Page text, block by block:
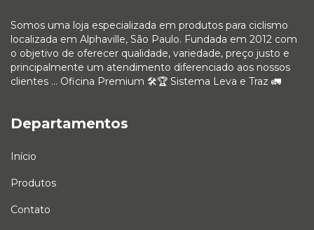
Somos uma loja especializada em produtos para ciclismo
localizada em Alphaville, São Paulo. Fundada em 2012 com
o objetivo de oferecer qualidade, variedade, preço justo e
principalmente um atendimento diferenciado aos nossos
clientes ... Oficina Premium 🛠🏆 Sistema Leva e Traz 🚛
Departamentos
Início
Produtos
Contato